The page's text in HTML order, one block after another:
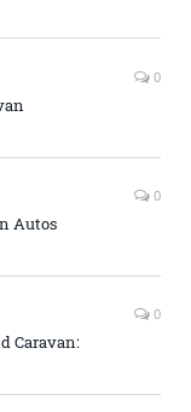
0
0
Autos
0
Caravan: